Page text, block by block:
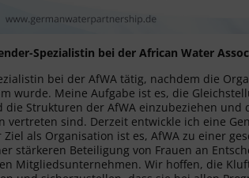
Spezialistin bei der African Water
bei der AfWA tätig, nachdem die
wurde. Meine Aufgabe ist es, die
Strukturen der AfWA einzubeziehen und
vertreten sind. Derzeit entwickle ich eine
als Organisation ist es, AfWA zu einer
stärkeren Beteiligung von Frauen an
Mitgliedsunternehmen. Wir hoffen, die